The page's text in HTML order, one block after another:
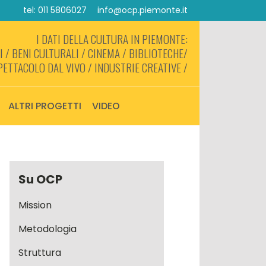
tel: 011 5806027 info@ocp.piemonte.it
I DATI DELLA CULTURA IN PIEMONTE:
/ BENI CULTURALI / CINEMA / BIBLIOTECHE/
DAL VIVO / INDUSTRIE CREATIVE /
ALTRI PROGETTI VIDEO
Su OCP
Mission
Metodologia
Struttura